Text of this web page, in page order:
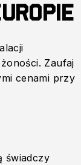
Zaufaj
cenami przy
świadczy